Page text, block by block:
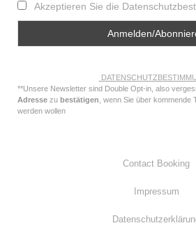
Akzeptieren Sie die
**Unsere Newsletter sind Double Opt-in, also
Adresse zu bestätigen , wenn Sie über
werden wollen
Contact Booking
Impressum